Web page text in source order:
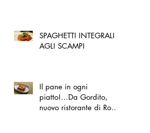
SPAGHETTI INTEGRALI
AGLI SCAMPI
Il pane in ogni
piatto!...Da Gordito,
nuovo ristorante di Roma